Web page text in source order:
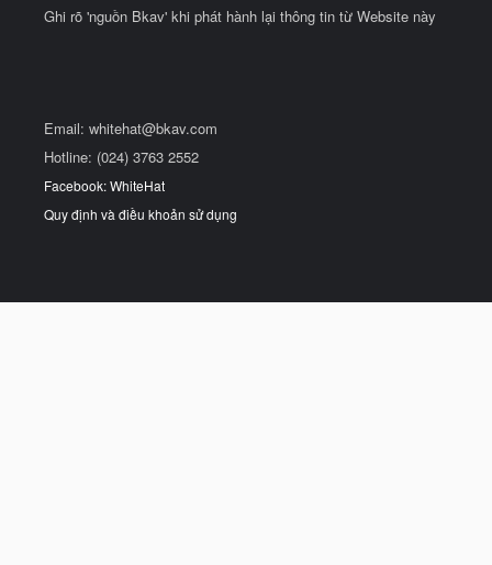
Ghi rõ 'nguồn Bkav' khi phát hành lại thông tin từ Website này
Email: whitehat@bkav.com
Hotline: (024) 3763 2552
Facebook: WhiteHat
Quy định và điều khoản sử dụng